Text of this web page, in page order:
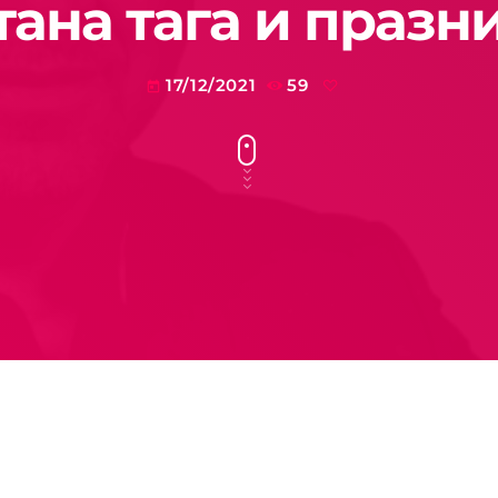
тага и
today 17/12/2021 59